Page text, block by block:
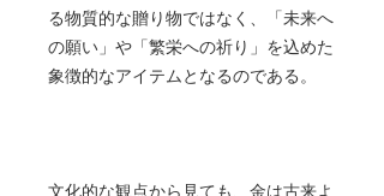
る物質的な贈り物ではなく、「未来へ
の願い」や「繁栄への祈り」を込めた
象徴的なアイテムとなるのである。
文化的な観点から見ても、金は古来よ